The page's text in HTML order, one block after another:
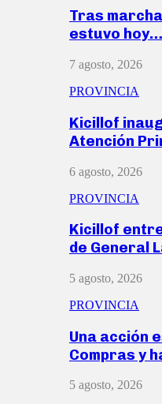
Tras
estuvo hoy…
7 agosto, 2026
PROVINCIA
Kicillof
Atención
6 agosto, 2026
PROVINCIA
Kicillof
de General
5 agosto, 2026
PROVINCIA
Una acción
Compras y
5 agosto, 2026